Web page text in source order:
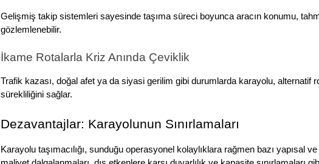
Gelişmiş takip sistemleri sayesinde taşıma süreci boyunca aracın konumu,
gözlemlenebilir.
İkame Rotalarla Kriz Anında Çeviklik
Trafik kazası, doğal afet ya da siyasi gerilim gibi durumlarda karayolu, alternatif
sürekliliğini sağlar.
Dezavantajlar: Karayolunun Sınırlamaları
Karayolu taşımacılığı, sunduğu operasyonel kolaylıklara rağmen bazı yapısal